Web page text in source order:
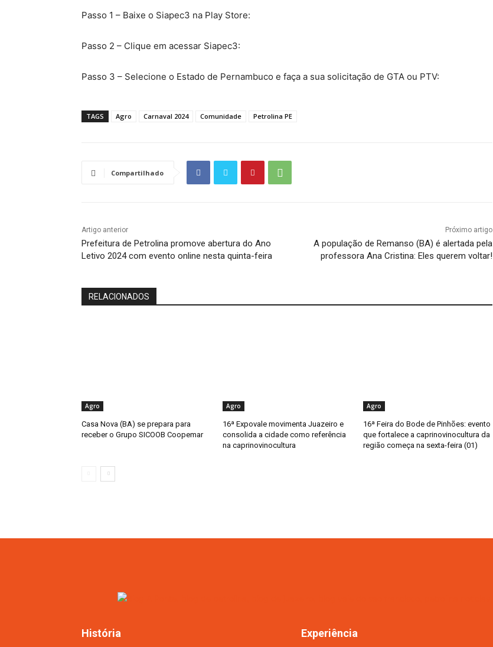
Passo 1 – Baixe o Siapec3 na Play Store:
Passo 2 – Clique em acessar Siapec3:
Passo 3 – Selecione o Estado de Pernambuco e faça a sua solicitação de GTA ou PTV:
TAGS Agro Carnaval 2024 Comunidade Petrolina PE
Compartilhado
Artigo anterior
Prefeitura de Petrolina promove abertura do Ano
Letivo 2024 com evento online nesta quinta-feira
Próximo artigo
A população de Remanso (BA) é alertada pela
professora Ana Cristina: Eles querem voltar!
RELACIONADOS
Agro
Casa Nova (BA) se prepara para
receber o Grupo SICOOB Coopemar
Agro
16ª Expovale movimenta Juazeiro e
consolida a cidade como referência
na caprinovinocultura
Agro
16ª Feira do Bode de Pinhões: evento
que fortalece a caprinovinocultura da
região começa na sexta-feira (01)
História Experiência